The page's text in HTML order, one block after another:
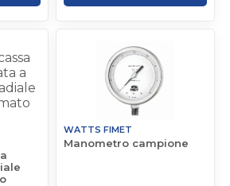
WATTS FIMET
Manometro campione